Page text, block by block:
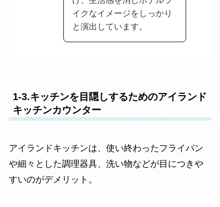
イクなイメージをしっかり
と演出しています。
1-3.キッチンを目隠しするためのアイランド
キッチンカウンター
アイランドキッチンは、使い終わったフライパン
や細々とした調理器具、洗い物などが目につきや
すいのがデメリット。